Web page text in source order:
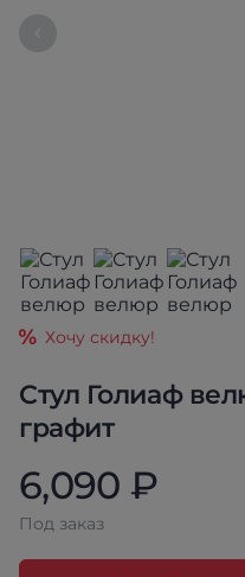
Стул Голиаф
графит
Хочу скидку!
6,090 ₽
Под заказ